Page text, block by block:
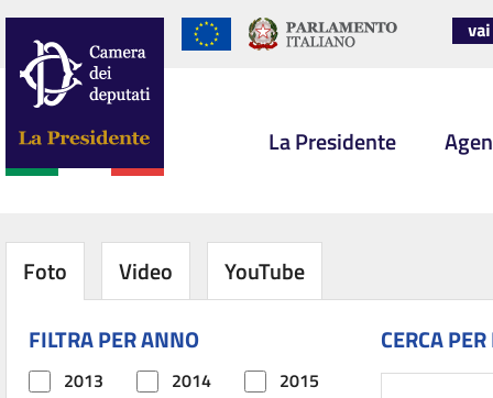
La Presidente
Foto Video
YouTube
FILTRA PER ANNO
2013 2014
2015
CERCA